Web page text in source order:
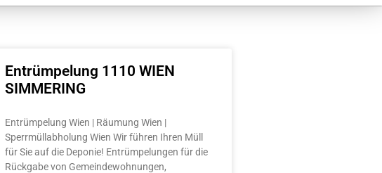
Entrümpelung 1110 WIEN
SIMMERING
Entrümpelung Wien | Räumung Wien |
Sperrmüllabholung Wien Wir führen Ihren Müll
für Sie auf die Deponie! Entrümpelungen für die
Rückgabe von Gemeindewohnungen,